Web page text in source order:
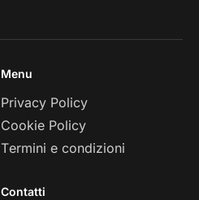
Menu
Privacy Policy
Cookie Policy
Termini e condizioni
Contatti